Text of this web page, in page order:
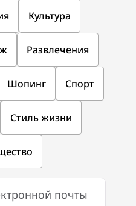
Культура
Развлечения
Шопинг Спорт
Стиль жизни